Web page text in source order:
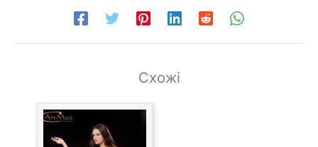
Схожі